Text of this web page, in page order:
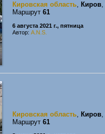
Кировская область, Киров,
Маршрут 61
6 августа 2021 г., пятница
Автор: A.N.S.
Кировская область, Киров,
Маршрут 61